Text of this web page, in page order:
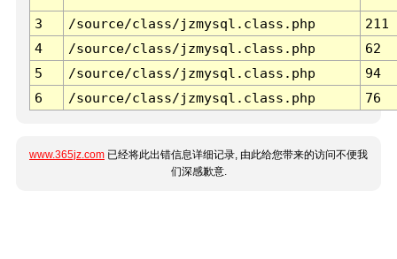
3 /source/class/jzmysql.class.php
211
4
/source/class/jzmysql.class.php
62
5
/source/class/jzmysql.class.php
94
6
/source/class/jzmysql.class.php 76
www.365jz.com 已经将此出错信息详细记录, 由此给您带来的访问不便我
们深感歉意.